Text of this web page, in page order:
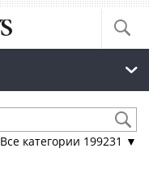
Все категории 199231 ▼